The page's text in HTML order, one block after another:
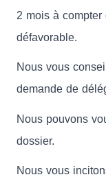
2 mois à
défavorable.
Nous vous
demande de
Nous pouvons
dossier.
Nous vous